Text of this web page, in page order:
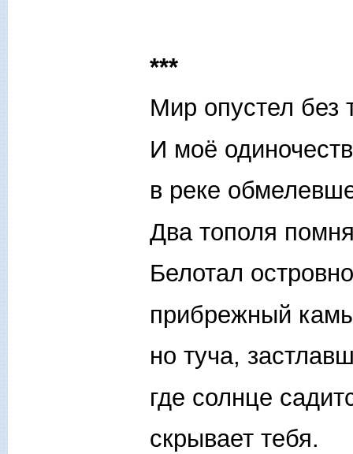
***
Мир опустел без
И моё
в реке
Два тополя
Белотал
прибрежный
но туча,
где солнце
скрывает тебя.